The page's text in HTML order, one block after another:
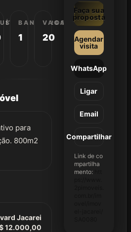
BANHEIROS
1
VAGAS
20
para
800m2
Jacarei
12.000,00
Faça sua
proposta
Agendar
visita
WhatsApp
Ligar
Email
Compartilhar
Link de co
mpartilha
mento: